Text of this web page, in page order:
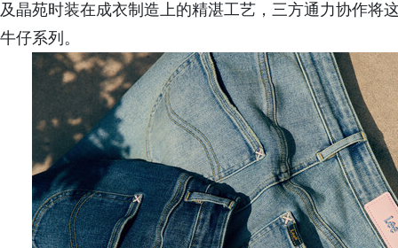
及晶苑时装在成衣制造上的精湛工艺，三方通力协作将
牛仔系列。